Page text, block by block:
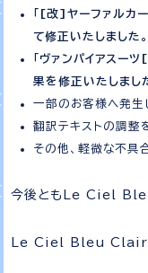
「[改]ヤーファルカ
て修正いたしました。
「ヴァンパイアスー
果を修正いたしまし
一部のお客様へ発生
翻訳テキストの調整
その他、軽微な不具
今後ともLe Ciel Bleu
Le Ciel Bleu Clair